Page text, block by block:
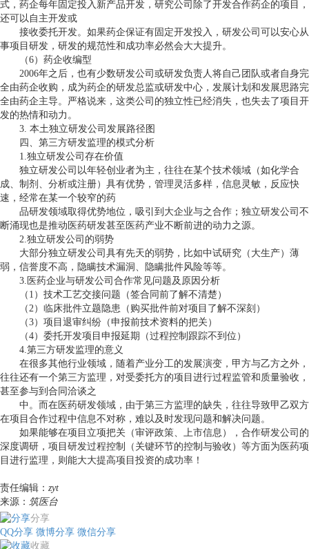
式，药企每年固定投入新产品开发，研究公司除了开发合作药企的项目，
还可以自主开发或
接收委托开发。如果药企保证有固定开发投入，研发公司可以安心从
事项目研发，研发的规范性和成功率必然会大大提升。
（6）药企收编型
2006年之后，也有少数研发公司或研发负责人将自己团队或者自身完
全由药企收购，成为药企的研发总监或研发中心，发展计划和发展思路完
全由药企主导。严格说来，这类公司的独立性已经消失，也失去了项目开
发的热情和动力。
3. 本土独立研发公司发展路径图
四、第三方研发监理的模式分析
1.独立研发公司存在价值
独立研发公司以年轻创业者为主，往往在某个技术领域（如化学合
成、制剂、分析或注册）具有优势，管理灵活多样，信息灵敏，反应快
速，经常在某一个较窄的药
品研发领域取得优势地位，吸引到大企业与之合作；独立研发公司不
断涌现也是推动医药研发甚至医药产业不断前进的动力之源。
2.独立研发公司的弱势
大部分独立研发公司具有先天的弱势，比如中试研究（大生产）薄
弱，信誉度不高，隐瞒技术漏洞、隐瞒批件风险等等。
3. 医药企业与研发公司合作常见问题及原因分析
（ 1 ）技术工艺交接问题（签合同前了解不清楚）
（2）临床批件立题隐患（购买批件前对项目了解不深刻）
（3）项目退审纠纷（申报前技术资料的把关）
（4）委托开发项目申报延期（过程控制跟踪不到位）
4.第三方研发监理的意义
在很多其他行业领域，随着产业分工的发展演变，甲方与乙方之外，
往往还有一个第三方监理，对受委托方的项目进行过程监管和质量验收，
甚至参与到合同洽谈之
中。而在医药研发领域，由于第三方监理的缺失，往往导致甲乙双方
在项目合作过程中信息不对称，难以及时发现问题和解决问题。
如果能够在项目立项把关（审评政策、上市信息），合作研发公司的
深度调研，项目研发过程控制（关键环节的控制与验收）等方面为医药项
目进行监理，则能大大提高项目投资的成功率！
责任编辑： zyt
来源： 筑医台
分享
QQ分享 微博分享 微信分享
收藏